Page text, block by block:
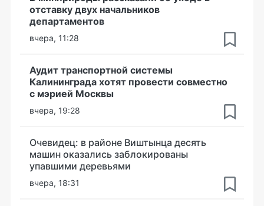
отставку двух начальников
департаментов
вчера, 11:28
Аудит транспортной системы
Калининграда хотят провести совместно
с мэрией Москвы
вчера, 19:28
Очевидец: в районе Виштынца десять
машин оказались заблокированы
упавшими деревьями
вчера, 18:31